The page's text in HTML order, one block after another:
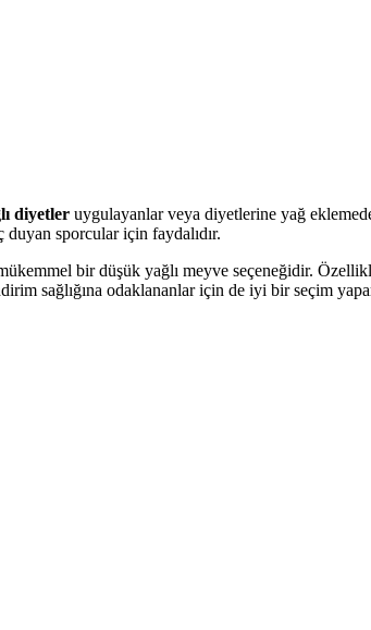
diyetler uygulayanlar veya diyetlerine yağ
sporcular için faydalıdır.
bir düşük yağlı meyve seçeneğidir.
sağlığına odaklananlar için de iyi bir seçim